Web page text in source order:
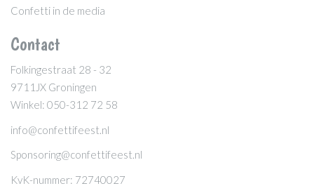
Confetti in de media
Contact
Folkingestraat 28 - 32
9711JX Groningen
Winkel: 050-312 72 58
info@confettifeest.nl
Sponsoring@confettifeest.nl
KvK-nummer: 72740027